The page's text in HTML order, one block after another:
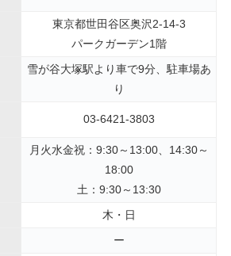
東京都世田谷区奥沢2-14-3
パークガーデン1階
雪が谷大塚駅より車で9分、駐車場あ
り
03-6421-3803
月火水金祝：9:30～13:00、14:30～
18:00
土：9:30～13:30
木・日
ー